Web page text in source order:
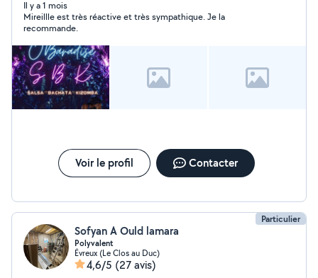
Il y a 1 mois
Mireillle est très réactive et très sympathique. Je la
recommande.
Voir le profil Contacter
Particulier
Sofyan A Ould lamara
Polyvalent
Évreux (Le Clos au Duc)
4,6/5 (27 avis)